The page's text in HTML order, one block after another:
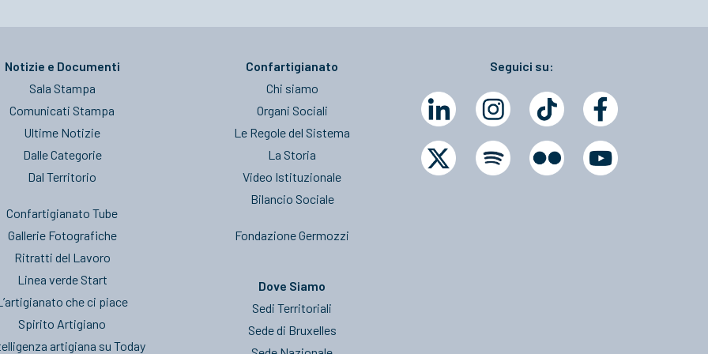
Notizie e Documenti
Sala Stampa
Comunicati Stampa
Ultime Notizie
Dalle Categorie
Dal Territorio
Confartigianato Tube
Gallerie Fotografiche
Ritratti del Lavoro
Linea verde Start
che ci piace
Spirito Artigiano
artigiana su Today
Confartigianato
Chi siamo
Organi Sociali
Le Regole del Sistema
La Storia
Video Istituzionale
Bilancio Sociale
Fondazione Germozzi
Dove Siamo
Sedi Territoriali
Sede di Bruxelles
Seguici su: